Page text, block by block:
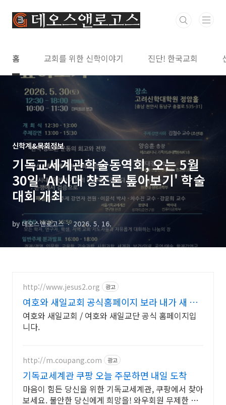
홈 교회를 위한 신학이야기 진단! 한국교회
신학계&목회정보
기독교세계관학술동역회, 오는 5월
30일 'AI시대 창조론 톺아보기' 학술
대회 개최
by 데오스앤로고스 2026. 5. 16.
http://www.jesus2.org 광고
여호와 새일교회 공식홈페이지 보라 내가 새 일
을 행하리니
여호와 새일교회 / 여호와 새일교단 공식 홈페이지입
니다.
http://m.coupang.com 광고
기독교세계관 쿠팡 오늘 주문하면 내일 도착
마음이 힘든 당신을 위한 기독교세계관, 쿠팡에서 찾아
보세요. 불안한 당신에게 희망을! 와우회원 무제한 무